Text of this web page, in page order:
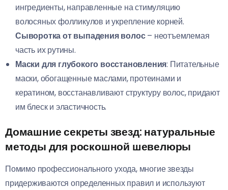
ингредиенты, направленные на стимуляцию
волосяных фолликулов и укрепление корней.
Сыворотка от выпадения волос– неотъемлемая
часть их рутины.
Маски для глубокого восстановления: Питательные
маски, обогащенные маслами, протеинами и
кератином, восстанавливают структуру волос, придают
им блеск и эластичность.
Домашние секреты звезд: натуральные
методы для роскошной шевелюры
Помимо профессионального ухода, многие звезды
придерживаются определенных правил и используют